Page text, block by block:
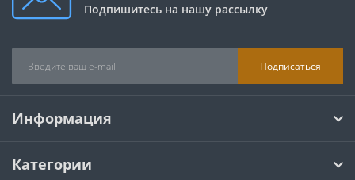
Подпишитесь на нашу рассылку
Подписаться
Информация
Категории